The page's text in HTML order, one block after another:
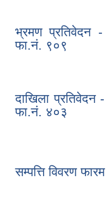
भ्रमण प्रतिवेदन -
फा.नं. ९०९
दाखिला प्रतिवेदन
फा.नं. ४०३
सम्पत्ति विवरण फारम